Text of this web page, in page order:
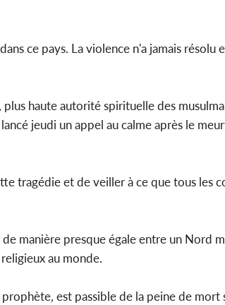
ce pays. La violence n'a jamais résolu
haute autorité spirituelle des
jeudi un appel au calme après le
tragédie et de veiller à ce que tous les
manière presque égale entre un Nord
au monde.
est passible de la peine de